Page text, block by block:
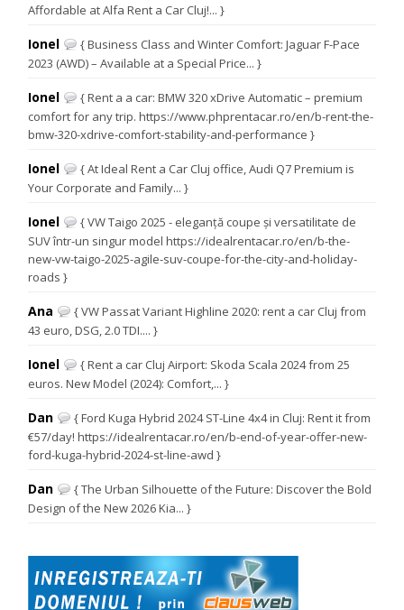
Affordable at Alfa Rent a Car Cluj!... }
Ionel
{ Business Class and Winter Comfort: Jaguar F-Pace
2023 (AWD) – Available at a Special Price... }
Ionel
{ Rent a a car: BMW 320 xDrive Automatic – premium
comfort for any trip. https://www.phprentacar.ro/en/b-rent-the-
bmw-320-xdrive-comfort-stability-and-performance }
Ionel
{ At Ideal Rent a Car Cluj office, Audi Q7 Premium is
Your Corporate and Family... }
Ionel
{ VW Taigo 2025 - eleganță coupe și versatilitate de
SUV într-un singur model https://idealrentacar.ro/en/b-the-
new-vw-taigo-2025-agile-suv-coupe-for-the-city-and-holiday-
roads }
Ana
{ VW Passat Variant Highline 2020: rent a car Cluj from
43 euro, DSG, 2.0 TDI.... }
Ionel
{ Rent a car Cluj Airport: Skoda Scala 2024 from 25
euros. New Model (2024): Comfort,... }
Dan
{ Ford Kuga Hybrid 2024 ST-Line 4x4 in Cluj: Rent it from
€57/day! https://idealrentacar.ro/en/b-end-of-year-offer-new-
ford-kuga-hybrid-2024-st-line-awd }
Dan
{ The Urban Silhouette of the Future: Discover the Bold
Design of the New 2026 Kia... }